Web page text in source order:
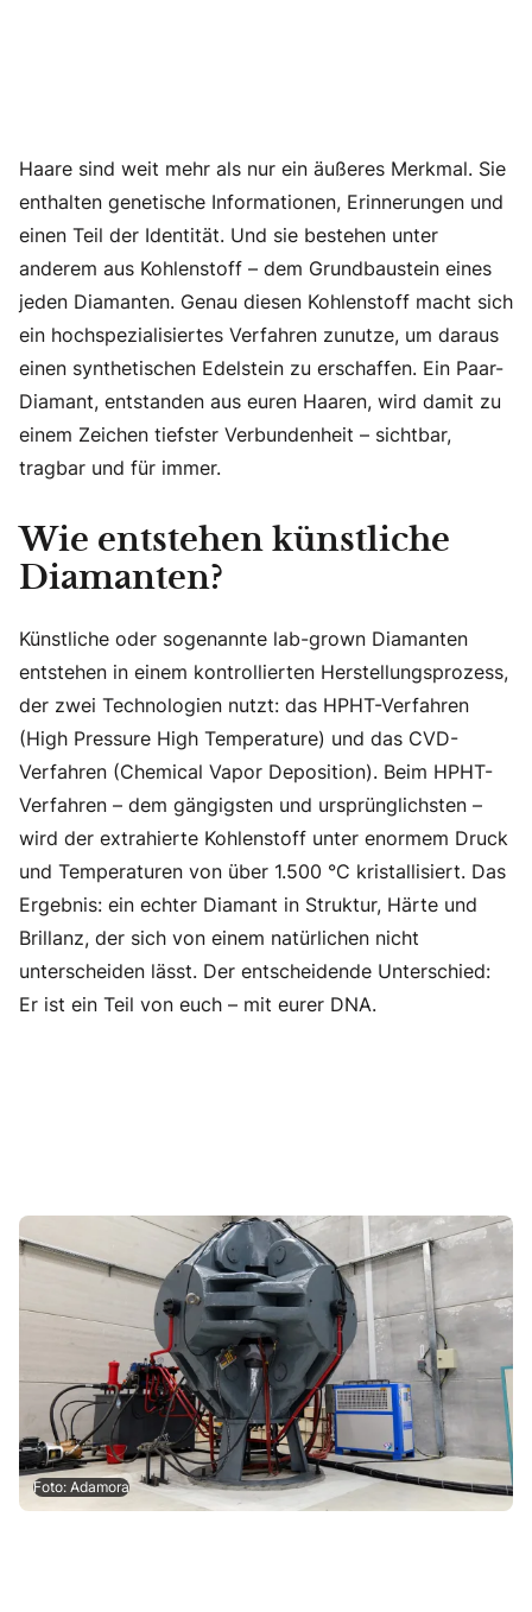
Haare sind weit mehr als nur ein äußeres Merkmal. Sie
enthalten genetische Informationen, Erinnerungen und
einen Teil der Identität. Und sie bestehen unter
anderem aus Kohlenstoff – dem Grundbaustein eines
jeden Diamanten. Genau diesen Kohlenstoff macht sich
ein hochspezialisiertes Verfahren zunutze, um daraus
einen synthetischen Edelstein zu erschaffen. Ein Paar-
Diamant, entstanden aus euren Haaren, wird damit zu
einem Zeichen tiefster Verbundenheit – sichtbar,
tragbar und für immer.
Wie entstehen künstliche
Diamanten?
Künstliche oder sogenannte lab-grown Diamanten
entstehen in einem kontrollierten Herstellungsprozess,
der zwei Technologien nutzt: das HPHT-Verfahren
(High Pressure High Temperature) und das CVD-
Verfahren (Chemical Vapor Deposition). Beim HPHT-
Verfahren – dem gängigsten und ursprünglichsten –
wird der extrahierte Kohlenstoff unter enormem Druck
und Temperaturen von über 1.500 °C kristallisiert. Das
Ergebnis: ein echter Diamant in Struktur, Härte und
Brillanz, der sich von einem natürlichen nicht
unterscheiden lässt. Der entscheidende Unterschied:
Er ist ein Teil von euch – mit eurer DNA.
Foto: Adamora